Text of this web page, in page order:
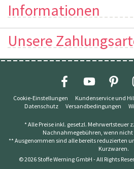
Informationen
Unsere
Cookie-Einstellungen Kundenservice und
Datenschutz
Versandbedingungen
* Alle Preise inkl. gesetzl. Mehrwertsteuer
Nachnahmegebühren, wenn nicht
** Ausgenommen sind alle bereits reduzierten
Kurzwaren.
© 2026 Stoffe Werning GmbH - All Rights